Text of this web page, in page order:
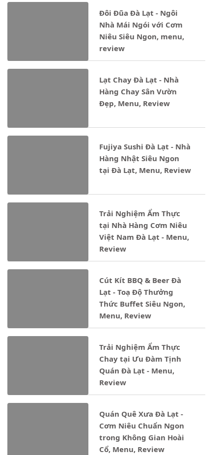
Đôi Đũa Đà Lạt - Ngôi
Nhà Mái Ngói với Cơm
Niêu Siêu Ngon, menu,
review
Lạt Chay Đà Lạt - Nhà
Hàng Chay Sân Vườn
Đẹp, Menu, Review
Fujiya Sushi Đà Lạt - Nhà
Hàng Nhật Siêu Ngon
tại Đà Lạt, Menu, Review
Trải Nghiệm Ẩm Thực
tại Nhà Hàng Cơm Niêu
Việt Nam Đà Lạt - Menu,
Review
Cút Kít BBQ & Beer Đà
Lạt - Toạ Độ Thưởng
Thức Buffet Siêu Ngon,
Menu, Review
Trải Nghiệm Ẩm Thực
Chay tại Ưu Đàm Tịnh
Quán Đà Lạt - Menu,
Review
Quán Quê Xưa Đà Lạt -
Cơm Niêu Chuẩn Ngon
trong Không Gian Hoài
Cổ, Menu, Review